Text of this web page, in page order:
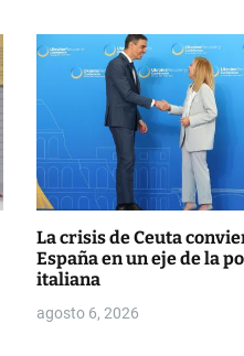
La crisis de Ceuta
España en un eje de la
italiana
agosto 6, 2026